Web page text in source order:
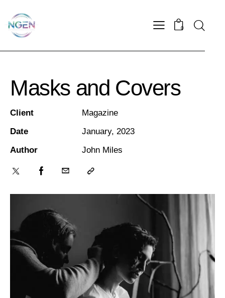
0
Masks and Covers
Client
Magazine
Date
January, 2023
Author
John Miles